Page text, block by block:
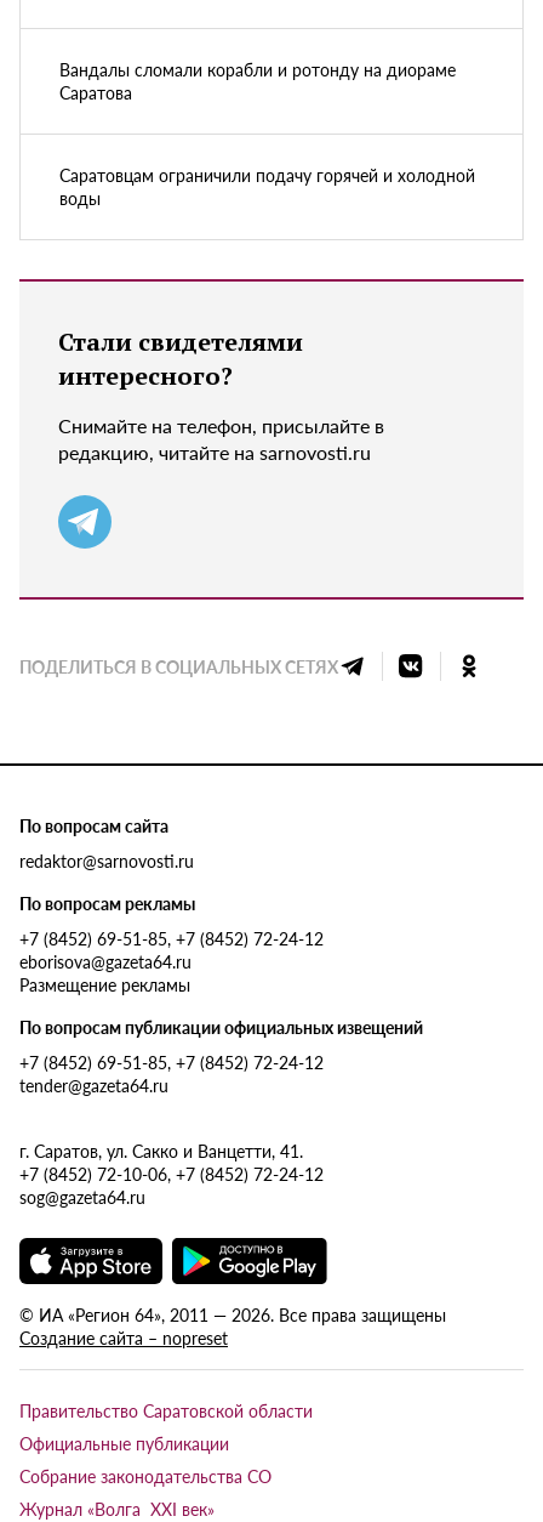
Вандалы сломали корабли и ротонду на диораме
Саратова
Саратовцам ограничили подачу горячей и холодной
воды
Стали свидетелями
интересного?
Снимайте на телефон, присылайте в
редакцию, читайте на sarnovosti.ru
ПОДЕЛИТЬСЯ В СОЦИАЛЬНЫХ СЕТЯХ
По вопросам сайта
redaktor@sarnovosti.ru
По вопросам рекламы
+7 (8452) 69-51-85, +7 (8452) 72-24-12
eborisova@gazeta64.ru
Размещение рекламы
По вопросам публикации официальных извещений
+7 (8452) 69-51-85, +7 (8452) 72-24-12
tender@gazeta64.ru
г. Саратов, ул. Сакко и Ванцетти, 41.
+7 (8452) 72-10-06, +7 (8452) 72-24-12
sog@gazeta64.ru
© ИА «Регион 64», 2011 — 2026. Все права защищены
Создание сайта – nopreset
Правительство Саратовской области
Официальные публикации
Собрание законодательства СО
Журнал «Волга XXI век»